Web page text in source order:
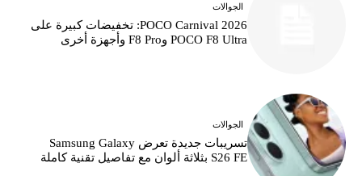
الجوالات
POCO Carnival 2026: تخفيضات كبيرة على
POCO F8 Ultra وF8 Pro وأجهزة أخرى
الجوالات
تسريبات جديدة تعرض Samsung Galaxy
S26 FE بثلاثة ألوان مع تفاصيل تقنية كاملة